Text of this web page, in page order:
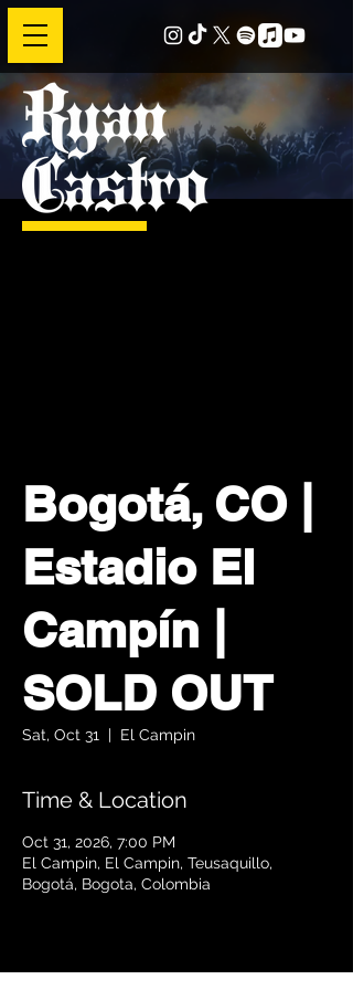
Bogotá, CO |
Estadio El
Campín |
SOLD OUT
Sat, Oct 31
  |
El Campin
Time & Location
Oct 31, 2026, 7:00 PM
El Campin, El Campin, Teusaquillo,
Bogotá, Bogota, Colombia